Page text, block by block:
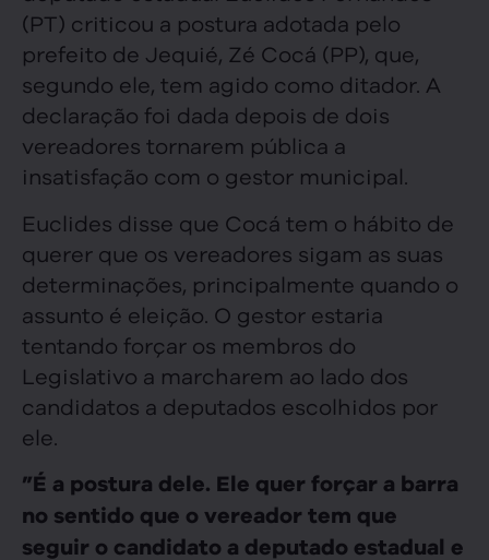
(PT) criticou a postura adotada pelo
prefeito de Jequié, Zé Cocá (PP), que,
segundo ele, tem agido como ditador. A
declaração foi dada depois de dois
vereadores tornarem pública a
insatisfação com o gestor municipal.
Euclides disse que Cocá tem o hábito de
querer que os vereadores sigam as suas
determinações, principalmente quando o
assunto é eleição. O gestor estaria
tentando forçar os membros do
Legislativo a marcharem ao lado dos
candidatos a deputados escolhidos por
ele.
”É a postura dele. Ele quer forçar a barra
no sentido que o vereador tem que
seguir o candidato a deputado estadual e